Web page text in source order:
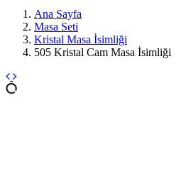
Ana Sayfa
Masa Seti
Kristal Masa İsimliği
505 Kristal Cam Masa İsimliği